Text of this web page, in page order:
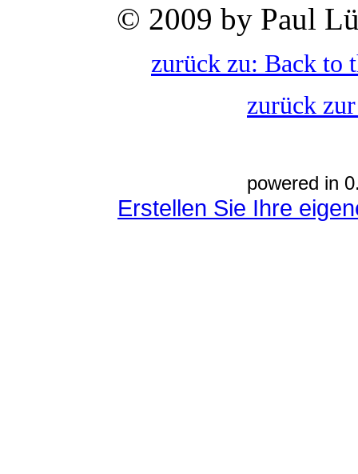
© 2009 by Paul
zurück zu: Back to
zurück
powered in
Erstellen Sie Ihre